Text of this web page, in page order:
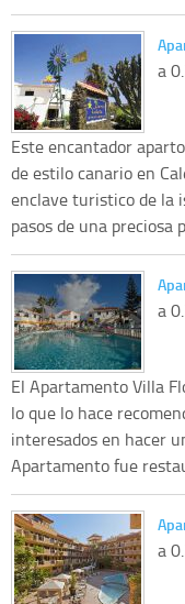
a
Este encantador
de estilo canario en
enclave turistico de la
pasos de una preciosa
a
El Apartamento Villa
lo que lo hace
interesados en hacer
Apartamento fue
a